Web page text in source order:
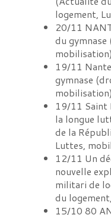
logement,
20/11
du gymnase
mobilisation)
19/11
gymnase (
mobilisation)
19/11 Saint
la longue
de la
Luttes,
12/11 Un
nouvelle
militari de
du
15/10 80